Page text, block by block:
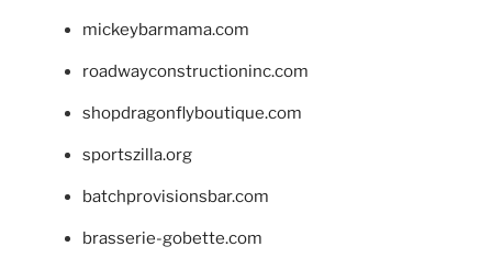
mickeybarmama.com
roadwayconstructioninc.com
shopdragonflyboutique.com
sportszilla.org
batchprovisionsbar.com
brasserie-gobette.com